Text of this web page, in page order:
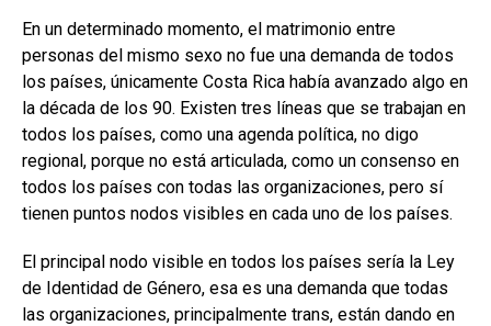
En un determinado momento, el matrimonio entre
personas del mismo sexo no fue una demanda de todos
los países, únicamente Costa Rica había avanzado algo en
la década de los 90. Existen tres líneas que se trabajan en
todos los países, como una agenda política, no digo
regional, porque no está articulada, como un consenso en
todos los países con todas las organizaciones, pero sí
tienen puntos nodos visibles en cada uno de los países.
El principal nodo visible en todos los países sería la Ley
de Identidad de Género, esa es una demanda que todas
las organizaciones, principalmente trans, están dando en